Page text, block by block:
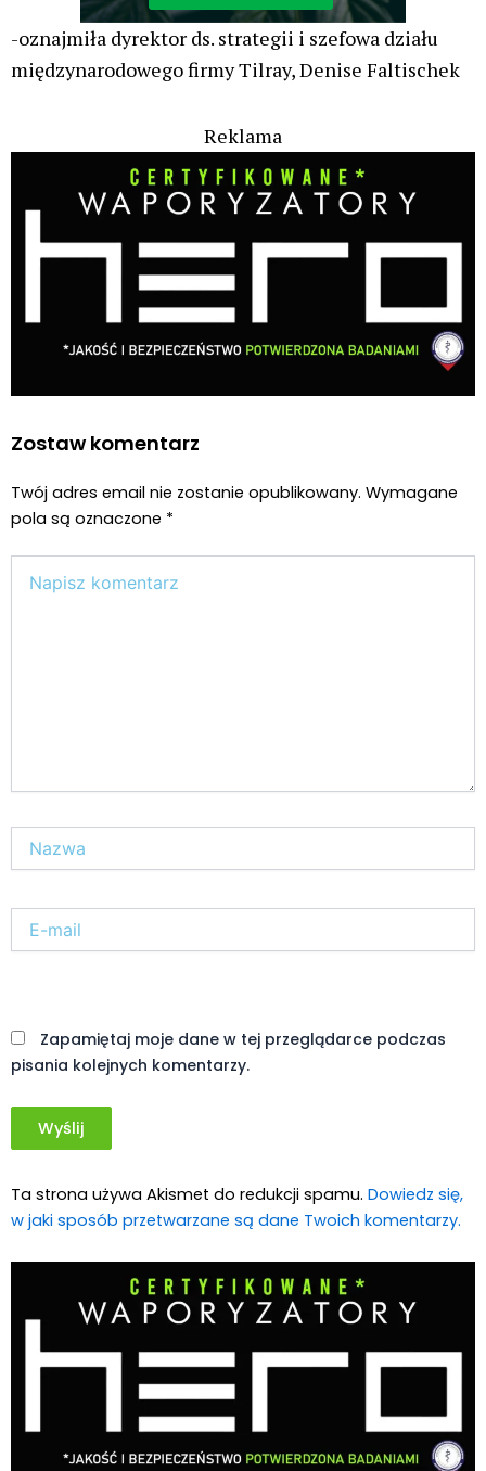
Kryminalne Zagadki
Zielonego Świata
ZIELONE
NEWSY
21 lip, 2026
38-latek posadził 1300 krzaków konopi
indyjskich, które zgłosił jako konopie
Paweł "Teone" Leśniański Brak komentarzy
Prawa i legalizacji marihuany
ZIELONE NEWSY
Czy w sytuacji kryzysowej, np. ataku
medycznej marihuany korzystając z
Świat Konopi Włóknistych
Świat
20 lip, 2026
Kombinat Konopny szuka inwestorów. Cel?
sektor medycznych konopi i dalszy rozwój
Świat Medycznej Marihuany
Świat
17 lip, 2026
Wolne Konopie: Komfort sąsiada jest
korzystającego z medycznej marihuany
Paweł "Teone" Leśniański Brak komentarzy
Pies zjadł marihuanę leżącą na górskim
szlaku, po chwili potrzebował pomocy
ratowników